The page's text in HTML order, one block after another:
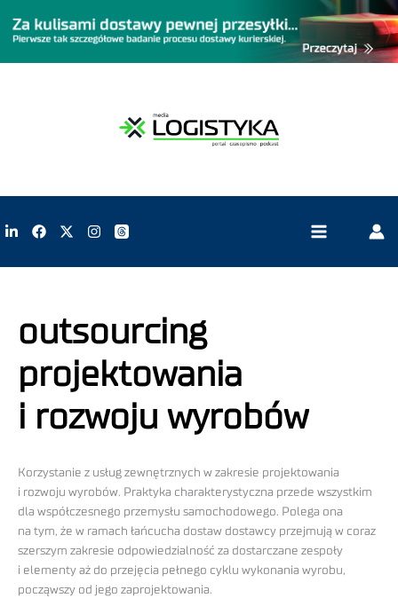
outsourcing
projektowania
i rozwoju wyrobów
Korzystanie z usług zewnętrznych w zakresie projektowania
i rozwoju wyrobów. Praktyka charakterystyczna przede wszystkim
dla współczesnego przemysłu samochodowego. Polega ona
na tym, że w ramach łańcucha dostaw dostawcy przejmują w coraz
szerszym zakresie odpowiedzialność za dostarczane zespoły
i elementy aż do przejęcia pełnego cyklu wykonania wyrobu,
począwszy od jego zaprojektowania.